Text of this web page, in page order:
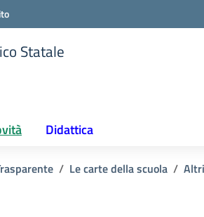
Statale
Didattica
Le carte della scuola